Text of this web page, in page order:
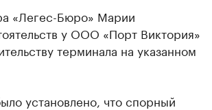
«Легес-Бюро» Марии
у ООО «Порт Виктория»
терминала на указанном
установлено, что спорный